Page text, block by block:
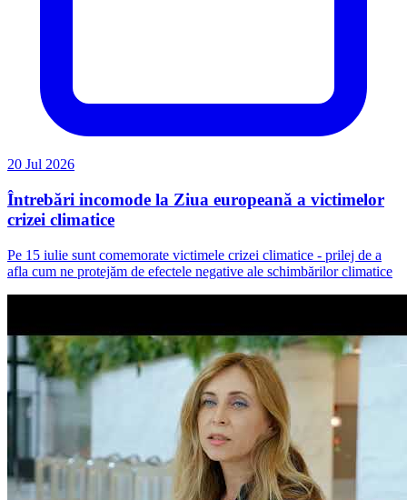
20 Jul 2026
Întrebări incomode la Ziua europeană a victimelor
crizei climatice
Pe 15 iulie sunt comemorate victimele crizei climatice - prilej de a
afla cum ne protejăm de efectele negative ale schimbărilor climatice